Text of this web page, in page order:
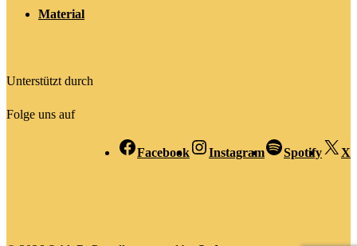
Material
Unterstützt durch
Folge uns auf
Facebook Instagram Spotify X